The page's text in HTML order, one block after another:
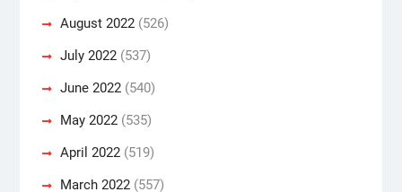
August 2022(526)
July 2022(537)
June 2022(540)
May 2022(535)
April 2022(519)
March 2022(557)